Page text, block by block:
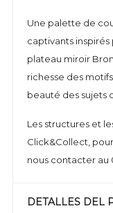
Une palette de
captivants inspirés
plateau miroir
richesse des
beauté des sujets
Les structures et
Click&Collect,
nous contacter au
DETALLES DEL